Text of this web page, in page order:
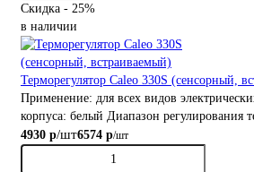
Скидка - 25%
в наличии
Терморегулятор Caleo 330S (сенсорный,
Применение: для всех видов
корпуса: белый Диапазон регулирования
4930 р/шт6574 р/шт